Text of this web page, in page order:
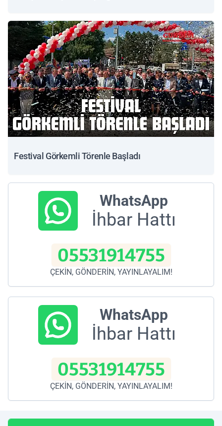
Festival Görkemli Törenle Başladı
WhatsApp
İhbar Hattı
05531914755
ÇEKİN, GÖNDERİN, YAYINLAYALIM!
WhatsApp
İhbar Hattı
05531914755
ÇEKİN, GÖNDERİN, YAYINLAYALIM!